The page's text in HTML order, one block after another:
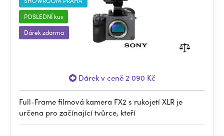
POSLEDNÍ kus
Dárek zdarma
Dárek v ceně 2 090 Kč
Full-Frame filmová kamera FX2 s rukojetí XLR je
určena pro začínající tvůrce, kteří